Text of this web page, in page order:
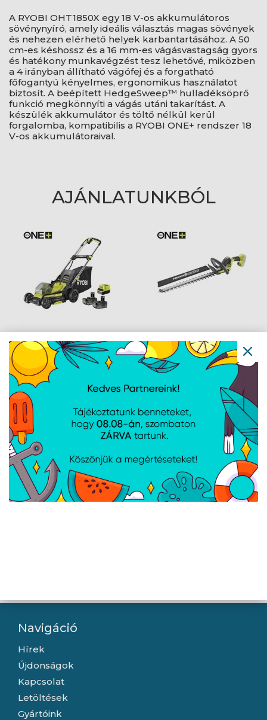
A RYOBI OHT1850X egy 18 V-os akkumulátoros
sövénynyíró, amely ideális választás magas sövények
és nehezen elérhető helyek karbantartásához. A 50
cm-es késhossz és a 16 mm-es vágásvastagság gyors
és hatékony munkavégzést tesz lehetővé, miközben
a 4 irányban állítható vágófej és a forgatható
főfogantyú kényelmes, ergonomikus használatot
biztosít. A beépített HedgeSweep™ hulladéksöprő
funkció megkönnyíti a vágás utáni takarítást. A
készülék akkumulátor és töltő nélkül kerül
forgalomba, kompatibilis a RYOBI ONE+ rendszer 18
V-os akkumulátoraival.
AJÁNLATUNKBÓL
Ryobi 18V One Plus™
szénkefe nélküli fűnyíró,
40cm vágási
szélességgel, 2x 4,0Ah
akkumulátor, töltő -
RY18LMX40C-240
Ryobi 18V One Plus™
50cm-es sövényvágó,
akkumulátor és töltő
nélkül - RY18HT50A-0
Navigáció
Hírek
Újdonságok
Kapcsolat
Letöltések
Gyártóink